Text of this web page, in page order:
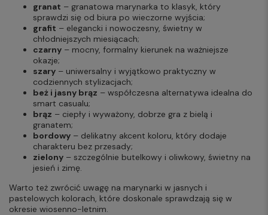
granat – granatowa marynarka to klasyk, który
sprawdzi się od biura po wieczorne wyjścia;
grafit – elegancki i nowoczesny, świetny w
chłodniejszych miesiącach;
czarny – mocny, formalny kierunek na ważniejsze
okazje;
szary – uniwersalny i wyjątkowo praktyczny w
codziennych stylizacjach;
beż i jasny brąz – współczesna alternatywa idealna do
smart casualu;
brąz – ciepły i wyważony, dobrze gra z bielą i
granatem;
bordowy – delikatny akcent koloru, który dodaje
charakteru bez przesady;
zielony – szczególnie butelkowy i oliwkowy, świetny na
jesień i zimę.
Warto też zwrócić uwagę na marynarki w jasnych i
pastelowych kolorach, które doskonale sprawdzają się w
okresie wiosenno-letnim.